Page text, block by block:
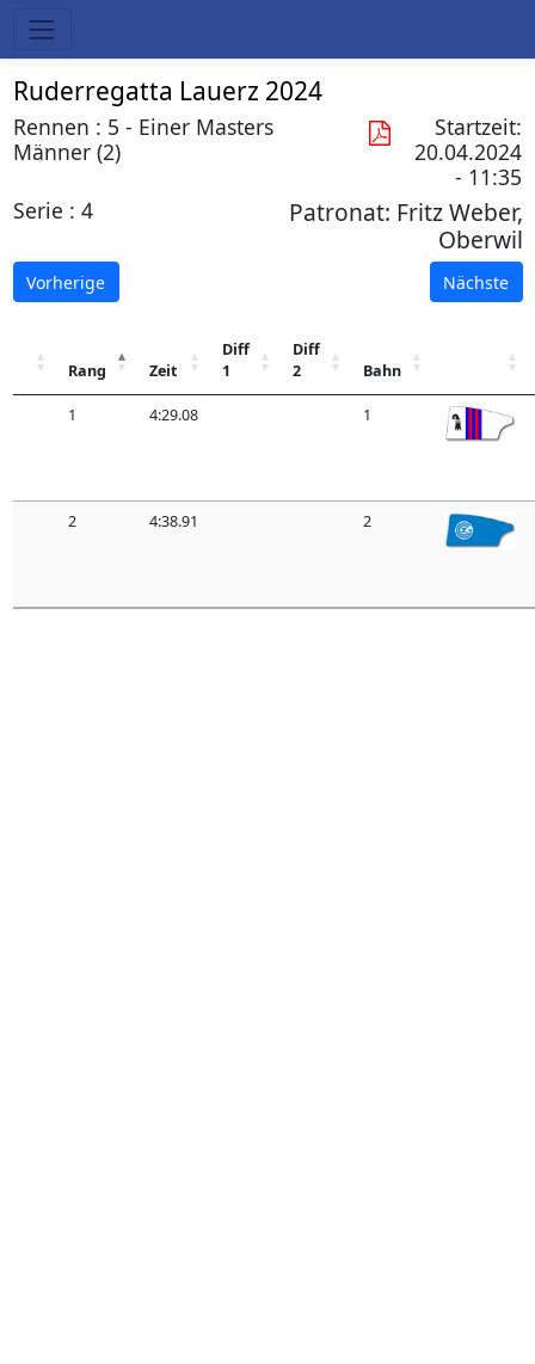
Ruderregatta Lauerz 2024
Rennen : 5 - Einer Masters
Männer (2)
Startzeit:
20.04.2024
- 11:35
Serie : 4
Patronat: Fritz Weber,
Oberwil
Vorherige Nächste
Rang Zeit
Diff
1
Diff
2
Bahn
1 4:29.08 1
2 4:38.91 2